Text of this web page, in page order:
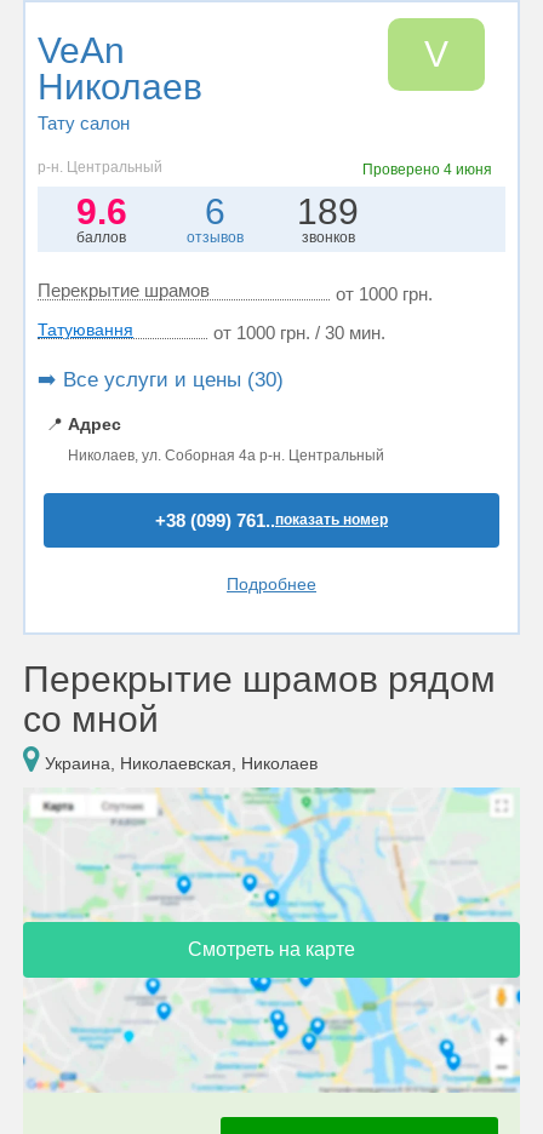
VeAn
Николаев
Тату салон
V
р-н. Центральный Проверено4 июня
9.6
баллов
6
отзывов
189
звонков
Перекрытие шрамов от 1000 грн.
Татуювання от 1000 грн. / 30 мин.
➡️ Все услуги и цены (30)
📍 Адрес
Николаев, ул. Соборная 4а р-н. Центральный
+38 (099) 761..показать номер
Подробнее
Перекрытие шрамов рядом
со мной
Украина, Николаевская, Николаев
Смотреть на карте